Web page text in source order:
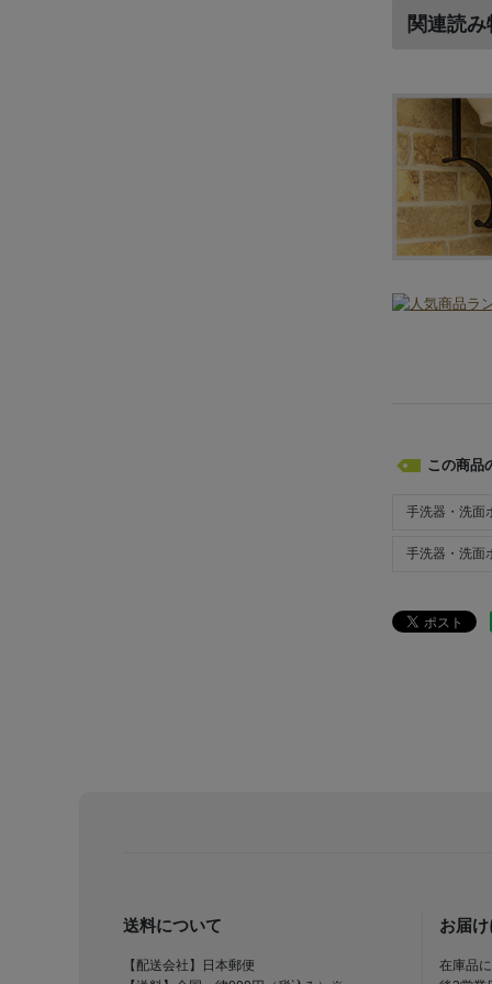
関連読み
この商品
手洗器・洗
手洗器・洗
送料について
【配送会社】日本郵便
お届
在庫品